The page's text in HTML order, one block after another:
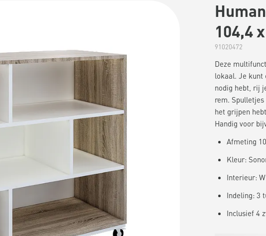
104,4
91020472
Deze
lokaal. Je kunt
nodig hebt, rij
rem.
het grijpen
Handig voor
Afmeting
Kleur:
Interieur:
Indeling: 3
Inclusief 4